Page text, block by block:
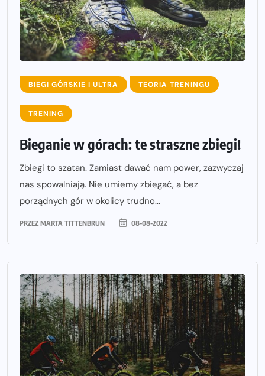
BIEGI GÓRSKIE I ULTRA TEORIA TRENINGU
TRENING
Bieganie w górach: te straszne zbiegi!
Zbiegi to szatan. Zamiast dawać nam power, zazwyczaj
nas spowalniają. Nie umiemy zbiegać, a bez
porządnych gór w okolicy trudno...
PRZEZ MARTA TITTENBRUN 08-08-2022